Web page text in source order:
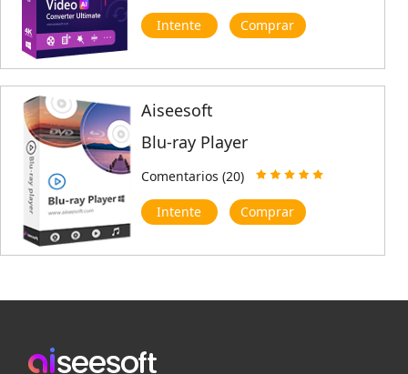
Intente Comprar
Aiseesoft
Blu-ray Player
Comentarios (20)
Intente Comprar